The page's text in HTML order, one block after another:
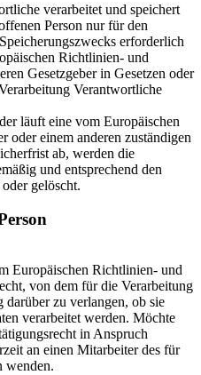
verarbeitet und speichert
Person nur für den
erforderlich
Richtlinien- und
Gesetzgeber in Gesetzen oder
Verantwortliche
läuft eine vom Europäischen
oder einem anderen zuständigen
ab, werden die
und entsprechend den
gelöscht.
Europäischen Richtlinien- und
von dem für die Verarbeitung
zu verlangen, ob sie
verarbeitet werden. Möchte
in Anspruch
an einen Mitarbeiter des für
wenden.